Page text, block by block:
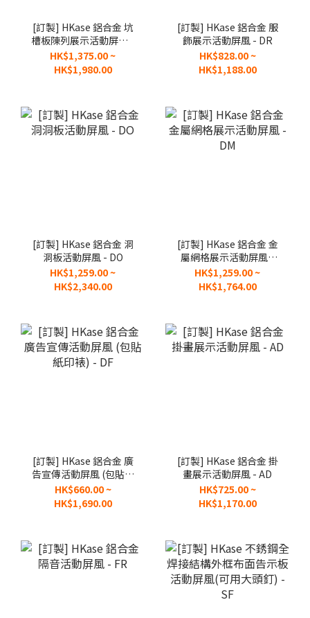
[訂製] HKase 鋁合金 坑
槽板陳列展示活動屏風 -
DS
HK$1,375.00 ~
HK$1,980.00
[訂製] HKase 鋁合金 服
飾展示活動屏風 - DR
HK$828.00 ~
HK$1,188.00
[訂製] HKase 鋁合金 洞
洞板活動屏風 - DO
HK$1,259.00 ~
HK$2,340.00
[訂製] HKase 鋁合金 金
屬網格展示活動屏風 -
DM
HK$1,259.00 ~
HK$1,764.00
[訂製] HKase 鋁合金 廣
告宣傳活動屏風 (包貼紙
印裱) - DF
HK$660.00 ~
HK$1,690.00
[訂製] HKase 鋁合金 掛
畫展示活動屏風 - AD
HK$725.00 ~
HK$1,170.00